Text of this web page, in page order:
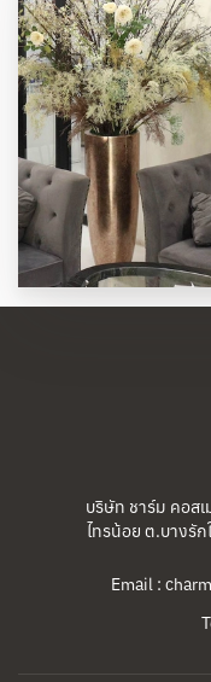
บริษัท ชาร์ม คอส
ไทรน้อย ต.บางรั
Email :